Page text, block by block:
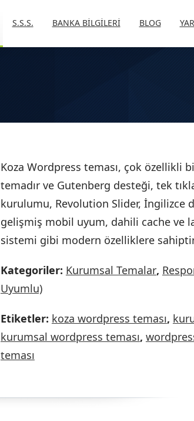
S.S.S. BANKA BİLGİLERİ BLOG
Koza Wordpress teması, çok özellikli
temadır ve Gutenberg desteği, tek
kurulumu, Revolution Slider, İngilizce
gelişmiş mobil uyum, dahili cache ve
sistemi gibi modern özelliklere
Kategoriler: Kurumsal Temalar,
Uyumlu)
Etiketler: koza wordpress teması,
kurumsal wordpress teması,
teması